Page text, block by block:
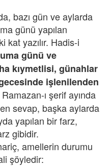
bazı gün ve aylarda
günü yapılan
kat yazılır. Hadis-i
günü ve
kıymetlisi, günahlar
işlenilenden
ı şerif ayında
sevap, başka aylarda
yapılan bir farz,
gibidir.
amellerin durumu
şöyledir: